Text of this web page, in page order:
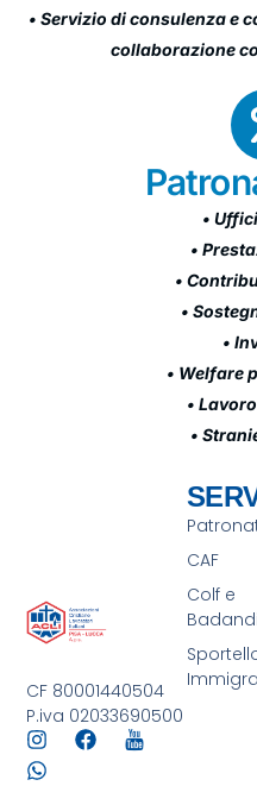
• Servizio di consulenza e
collaborazione
•
•
•
•
•
• Welfare
•
•
CF 80001440504
P.iva 02033690500
CAF
Colf e
Badandi